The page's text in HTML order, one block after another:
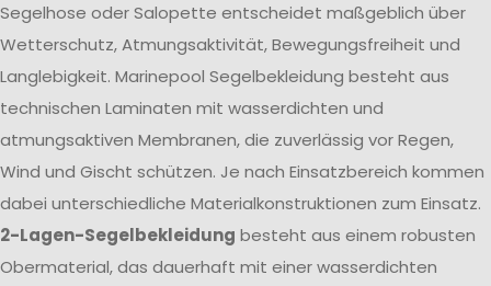
Segelhose oder Salopette entscheidet maßgeblich über
Wetterschutz, Atmungsaktivität, Bewegungsfreiheit und
Langlebigkeit. Marinepool Segelbekleidung besteht aus
technischen Laminaten mit wasserdichten und
atmungsaktiven Membranen, die zuverlässig vor Regen,
Wind und Gischt schützen. Je nach Einsatzbereich kommen
dabei unterschiedliche Materialkonstruktionen zum Einsatz.
2-Lagen-Segelbekleidung besteht aus einem robusten
Obermaterial, das dauerhaft mit einer wasserdichten